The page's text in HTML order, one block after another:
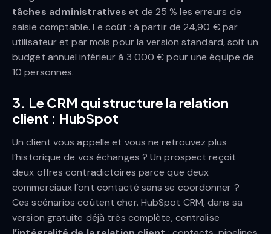
tâches administratives et de 25 % les erreurs de
saisie comptable. Le coût : à partir de 24,90 € par
utilisateur et par mois pour la version standard, soit un
budget annuel inférieur à 3 000 € pour une équipe de
10 personnes.
3. Le CRM qui structure la relation
client : HubSpot
Un client vous appelle et vous ne retrouvez plus
l’historique de vos échanges ? Un prospect reçoit
deux offres contradictoires parce que deux
commerciaux l’ont contacté sans se coordonner ?
Ces scénarios coûtent cher. HubSpot CRM, dans sa
version gratuite déjà très complète, centralise